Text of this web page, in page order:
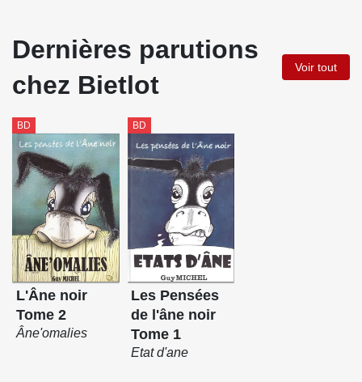
Dernières parutions
chez Bietlot
Voir tout
BD
L'Âne noir
Tome 2
Âne'omalies
BD
Les Pensées
de l'âne noir
Tome 1
Etat d'ane